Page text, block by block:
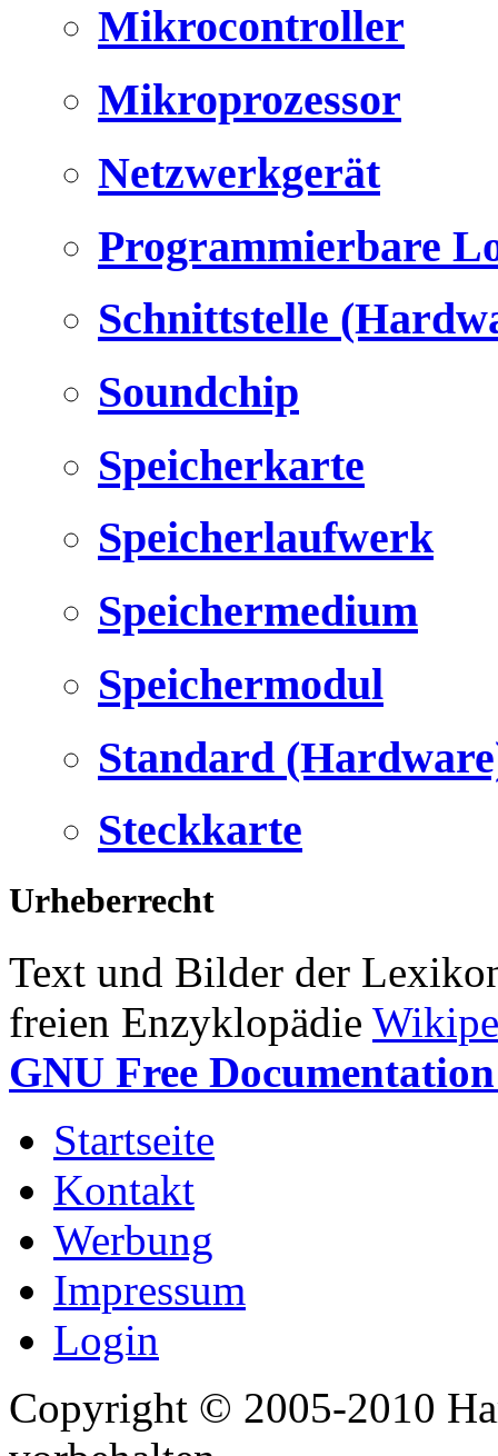
Mikrocontroller
Mikroprozessor
Netzwerkgerät
Programmierbare
Schnittstelle
Soundchip
Speicherkarte
Speicherlaufwerk
Speichermedium
Speichermodul
Standard
Steckkarte
Urheberrecht
Text und Bilder der
freien Enzyklopädie
GNU Free
Startseite
Kontakt
Werbung
Impressum
Login
Copyright © 2005-2010